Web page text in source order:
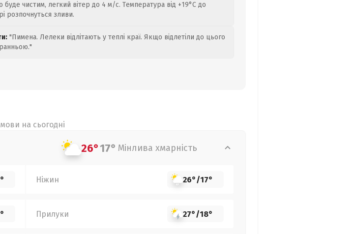
буде чистим, легкий вітер до 4 м/с. Температура від +19°C до
розпочнуться зливи.
"Пимена. Лелеки відлітають у теплі краї. Якщо відлетіли до цього
на сьогодні
26°17° Мінлива хмарність
Ніжин 26°/17°
Прилуки 27°/18°